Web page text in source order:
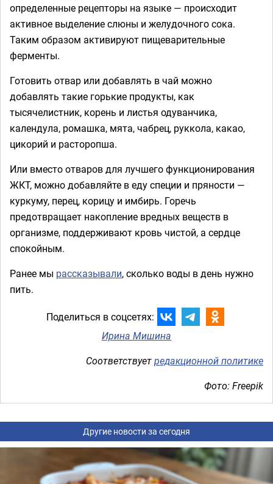
определенные рецепторы на языке — происходит
активное выделение слюны и желудочного сока.
Таким образом активируют пищеварительные
ферменты.
Готовить отвар или добавлять в чай можно
добавлять такие горькие продукты, как
тысячелистник, корень и листья одуванчика,
календула, ромашка, мята, чабрец, руккола, какао,
цикорий и расторопша.
Или вместо отваров для лучшего функционирования
ЖКТ, можно добавляйте в еду специи и пряности —
куркуму, перец, корицу и имбирь. Горечь
предотвращает накопление вредных веществ в
организме, поддерживают кровь чистой, а сердце
спокойным.
Ранее мы рассказывали, сколько воды в день нужно
пить.
Поделиться в соцсетях:
Ирина Мишина
Соответствуетредакционной политике
Фото: Freepik
Другие новости за сегодня